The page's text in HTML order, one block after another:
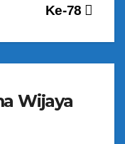
Ke-78
Wijaya